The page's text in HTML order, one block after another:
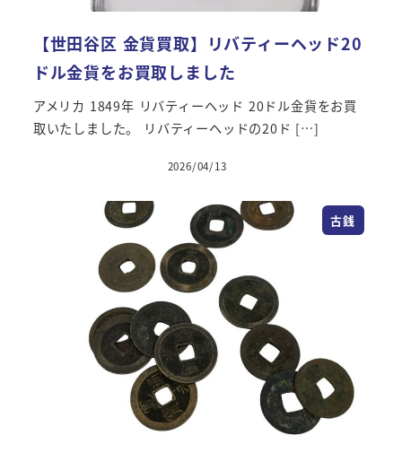
【世田谷区 金貨買取】リバティーヘッド20
ドル金貨をお買取しました
アメリカ 1849年 リバティーヘッド 20ドル金貨をお買
取いたしました。 リバティーヘッドの20ド […]
2026/04/13
古銭